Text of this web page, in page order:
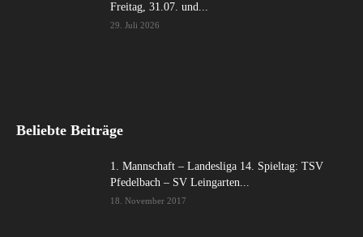
Freitag, 31.07. und...
29. Juli 2026
Beliebte Beiträge
1. Mannschaft – Landesliga 14. Spieltag: TSV
Pfedelbach – SV Leingarten...
18. November 2017